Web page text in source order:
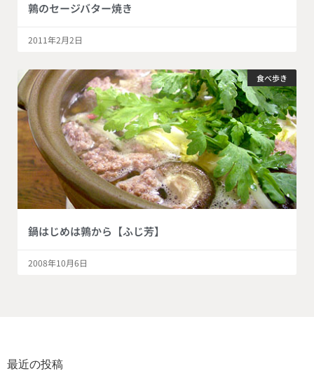
鶉のセージバター焼き
2011年2月2日
食べ歩き
鍋はじめは鶉から【ふじ芳】
2008年10月6日
最近の投稿